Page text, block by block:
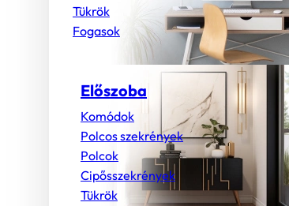
Tükrök
Fogasok
Előszoba
Komódok
Polcos szekrények
Polcok
Cipősszekrények
Tükrök